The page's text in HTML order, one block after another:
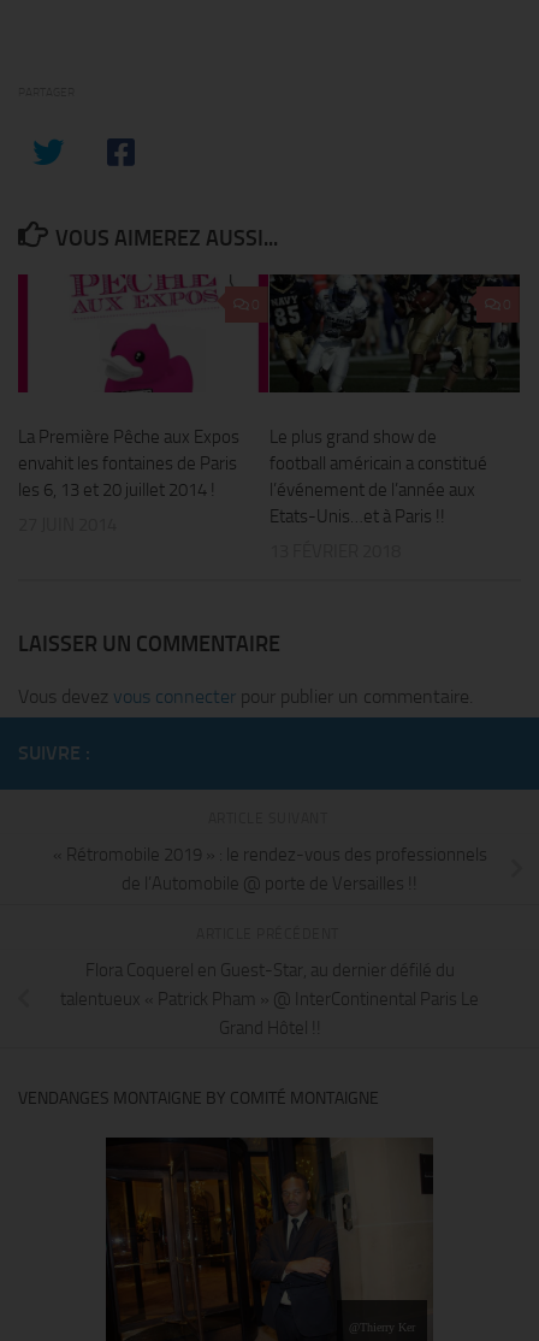
VOUS AIMEREZ AUSSI...
La Première Pêche aux Expos
envahit les fontaines de Paris
les 6, 13 et 20 juillet 2014 !
Le plus grand show de
football américain a constitué
l’événement de l’année aux
Etats-Unis…et à Paris !!
LAISSER UN COMMENTAIRE
Vous devez vous connecter pour publier un commentaire.
SUIVRE :
« Rétromobile 2019 » : le rendez-vous des professionnels
de l’Automobile @ porte de Versailles !!
Flora Coquerel en Guest-Star, au dernier défilé du
talentueux « Patrick Pham » @ InterContinental Paris Le
Grand Hôtel !!
VENDANGES MONTAIGNE BY COMITÉ MONTAIGNE
@Thierry Ker